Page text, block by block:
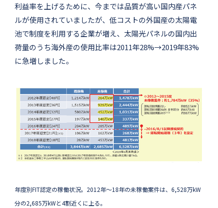
利益率を上げるために、今までは品質が高い国内産パネ
ルが使用されていましたが、低コストの外国産の太陽電
池で制度を利用する企業が増え、太陽光パネルの国内出
荷量のうち海外産の使用比率は2011年28%→2019年83%
に急増しました。
年度別FIT認定の稼働状況。2012年～18年の未稼働案件は、6,528万kW
分の2,685万kWと4割近くに上る。